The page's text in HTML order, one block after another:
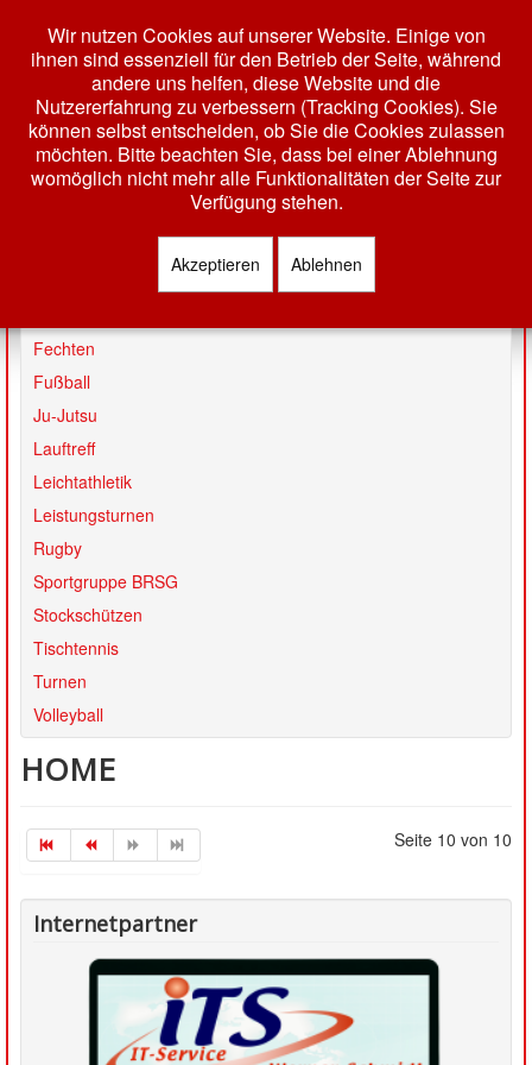
Toggle
VEREIN
GESCHÄFTSSTELLE
VORSTAND
TERMINE
SATZUNG
Fechten
Fußball
Ju-Jutsu
Lauftreff
Leichtathletik
Leistungsturnen
Rugby
Sportgruppe BRSG
Stockschützen
Tischtennis
Turnen
Volleyball
HOME
Seite 10 von 10
Internetpartner
Wir nutzen Cookies auf unserer Website. Einige von
ihnen sind essenziell für den Betrieb der Seite, während
andere uns helfen, diese Website und die
Nutzererfahrung zu verbessern (Tracking Cookies). Sie
können selbst entscheiden, ob Sie die Cookies zulassen
möchten. Bitte beachten Sie, dass bei einer Ablehnung
womöglich nicht mehr alle Funktionalitäten der Seite zur
Verfügung stehen.
Akzeptieren Ablehnen